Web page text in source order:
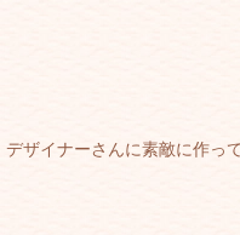
ザイナーさんに素敵に作っ